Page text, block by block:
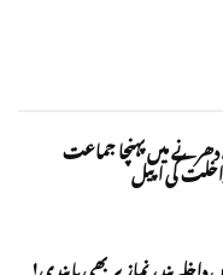
دھرنے میں پہنچا جماعت
کی اپیل